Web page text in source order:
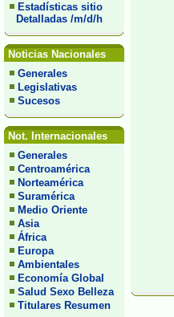
Estadísticas sitio
Detalladas /m/d/h
Noticias Nacionales
Generales
Legislativas
Sucesos
Not. Internacionales
Generales
Centroamérica
Norteamérica
Suramérica
Medio Oriente
Asia
África
Europa
Ambientales
Economía Global
Salud Sexo Belleza
Titulares Resumen